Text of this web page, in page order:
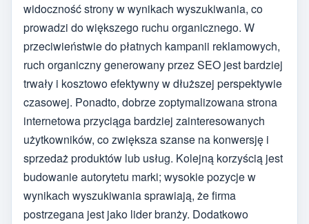
widoczność strony w wynikach wyszukiwania, co
prowadzi do większego ruchu organicznego. W
przeciwieństwie do płatnych kampanii reklamowych,
ruch organiczny generowany przez SEO jest bardziej
trwały i kosztowo efektywny w dłuższej perspektywie
czasowej. Ponadto, dobrze zoptymalizowana strona
internetowa przyciąga bardziej zainteresowanych
użytkowników, co zwiększa szanse na konwersję i
sprzedaż produktów lub usług. Kolejną korzyścią jest
budowanie autorytetu marki; wysokie pozycje w
wynikach wyszukiwania sprawiają, że firma
postrzegana jest jako lider branży. Dodatkowo